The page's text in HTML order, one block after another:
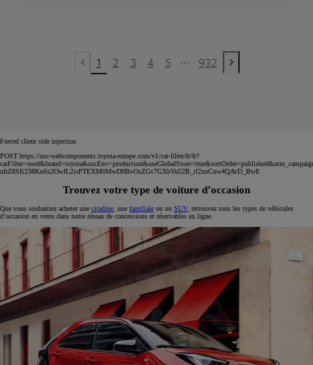
Previous page
1 2 3 4 5 ... 932
Next page
Forced client side injection
POST https://usc-webcomponents.toyota-europe.com/v1/car-filter/fr/fr?
uIrZ8SK238Kn6x2OwfL2isPTEXM0MwD0BvOsZGv7GXbVu52B_rl2xoCnw4QAvD_BwE
Trouvez votre type de voiture d’occasion
Que vous souhaitiez acheter une citadine , une familiale ou un SUV, retrouvez tous les types de véhicules
d’occasion en vente dans notre réseau de concessions et réservables en ligne.